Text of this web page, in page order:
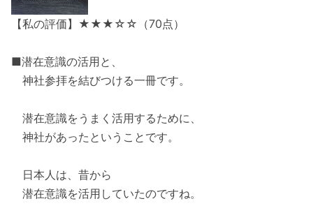
【私の評価】★★★☆☆（70点）
■潜在意識の活用と、
神社参拝を結びつける一冊です。
潜在意識をうまく活用するために、
神社があったということです。
日本人は、昔から
潜在意識を活用していたのですね。